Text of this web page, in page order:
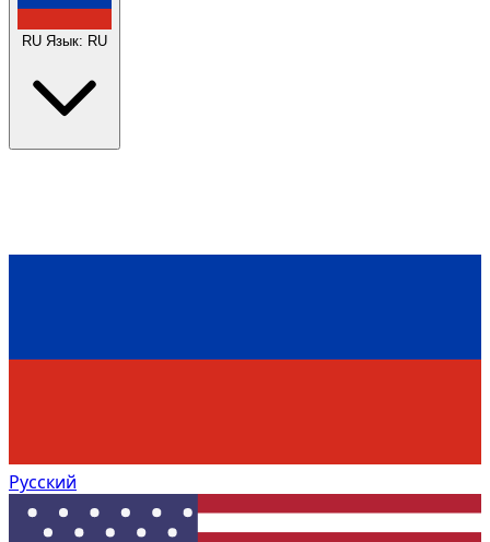
RU Язык: RU
Русский